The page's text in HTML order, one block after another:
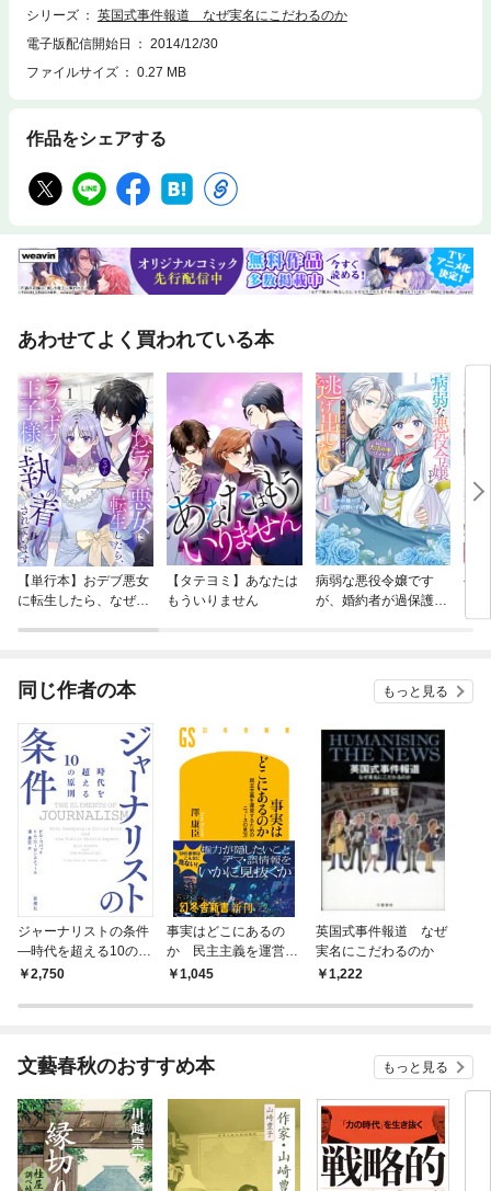
シリーズ
英国式事件報道 なぜ実名にこだわるのか
電子版配信開始日
2014/12/30
ファイルサイズ
0.27 MB
作品をシェアする
あわせてよく買われている本
【単行本】おデブ悪女
に転生したら、なぜか
【タテヨミ】あなたは
もういりません
病弱な悪役令嬢です
が、婚約者が過保護す
公
同じ作者の本 もっと見る
ジャーナリストの条件
—時代を超える10の原
則—2,750
事実はどこにあるの
か 民主主義を運営す
るためのニュースの見
1,045
英国式事件報道 なぜ
実名にこだわるのか
1,222
文藝春秋のおすすめ本 もっと見る